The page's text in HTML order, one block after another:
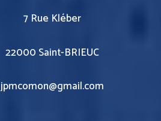
7 Rue Kléber
22000 Saint-BRIEUC
jpmcomon@gmail.com